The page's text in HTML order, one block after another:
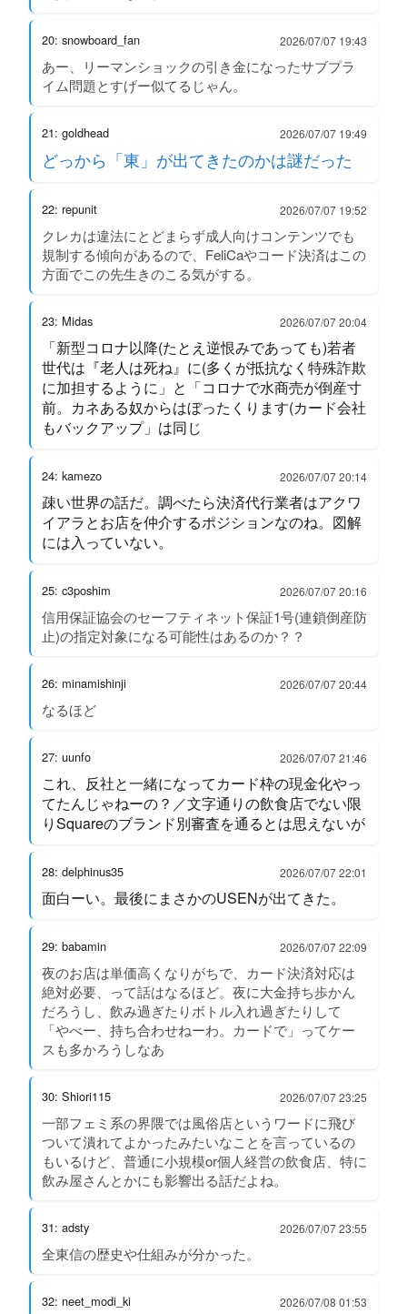
20: snowboard_fan 2026/07/07 19:43
あー、リーマンショックの引き金になったサブプラ
イム問題とすげー似てるじゃん。
21: goldhead 2026/07/07 19:49
どっから「東」が出てきたのかは謎だった
22: repunit 2026/07/07 19:52
クレカは違法にとどまらず成人向けコンテンツでも
規制する傾向があるので、FeliCaやコード決済はこの
方面でこの先生きのこる気がする。
23: Midas 2026/07/07 20:04
「新型コロナ以降(たとえ逆恨みであっても)若者
世代は『老人は死ね』に(多くが抵抗なく特殊詐欺
に加担するように」と「コロナで水商売が倒産寸
前。カネある奴からはぼったくります(カード会社
もバックアップ」は同じ
24: kamezo 2026/07/07 20:14
疎い世界の話だ。調べたら決済代行業者はアクワ
イアラとお店を仲介するポジションなのね。図解
には入っていない。
25: c3poshim 2026/07/07 20:16
信用保証協会のセーフティネット保証1号(連鎖倒産防
止)の指定対象になる可能性はあるのか？？
26: minamishinji 2026/07/07 20:44
なるほど
27: uunfo 2026/07/07 21:46
これ、反社と一緒になってカード枠の現金化やっ
てたんじゃねーの？／文字通りの飲食店でない限
りSquareのブランド別審査を通るとは思えないが
28: delphinus35 2026/07/07 22:01
面白ーい。最後にまさかのUSENが出てきた。
29: babamin 2026/07/07 22:09
夜のお店は単価高くなりがちで、カード決済対応は
絶対必要、って話はなるほど。夜に大金持ち歩かん
だろうし、飲み過ぎたりボトル入れ過ぎたりして
「やべー、持ち合わせねーわ。カードで」ってケー
スも多かろうしなあ
30: Shiori115 2026/07/07 23:25
一部フェミ系の界隈では風俗店というワードに飛び
ついて潰れてよかったみたいなことを言っているの
もいるけど、普通に小規模or個人経営の飲食店、特に
飲み屋さんとかにも影響出る話だよね。
31: adsty 2026/07/07 23:55
全東信の歴史や仕組みが分かった。
32: neet_modi_ki 2026/07/08 01:53